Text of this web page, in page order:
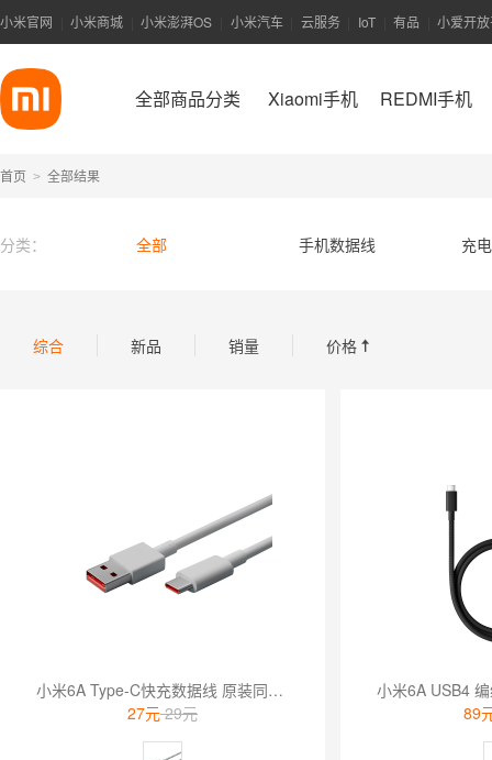
小米官网 小米商城 小米澎湃OS 小米汽车 云服务 IoT 有品 小爱开
全部商品分类 Xiaomi手机 REDMI手机
首页 > 全部结果
分类： 全部 手机数据线 充
综合 新品 销量 价格 
小米6A Type-C快充数据线 原装同款 白色
27元29元 89